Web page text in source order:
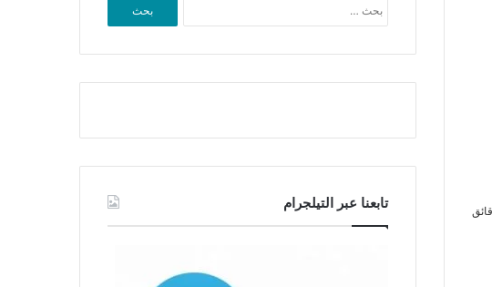
عن:
تابعنا عبر التيلجرام